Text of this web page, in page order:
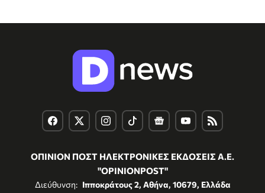
ΟΠΙΝΙΟΝ ΠΟΣΤ ΗΛΕΚΤΡΟΝΙΚΕΣ ΕΚΔΟΣΕΙΣ Α.Ε.
"OPINIONPOST"
Διεύθυνση: Ιπποκράτους 2, Αθήνα, 10679, Ελλάδα